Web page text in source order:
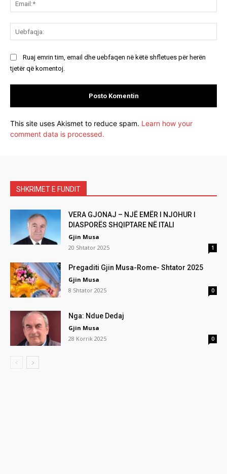
Ruaj emrin tim, email dhe uebfaqen në këtë shfletues për herën
tjetër që komentoj.
This site uses Akismet to reduce spam. Learn how your
comment data is processed.
SHKRIMET E FUNDIT
VERA GJONAJ – NJË EMËR I NJOHUR I
DIASPORËS SHQIPTARE NË ITALI
Gjin Musa
20 Shtator 2025
1
Pregaditi Gjin Musa-Rome- Shtator 2025
Gjin Musa
8 Shtator 2025
0
Nga: Ndue Dedaj
Gjin Musa
28 Korrik 2025
0